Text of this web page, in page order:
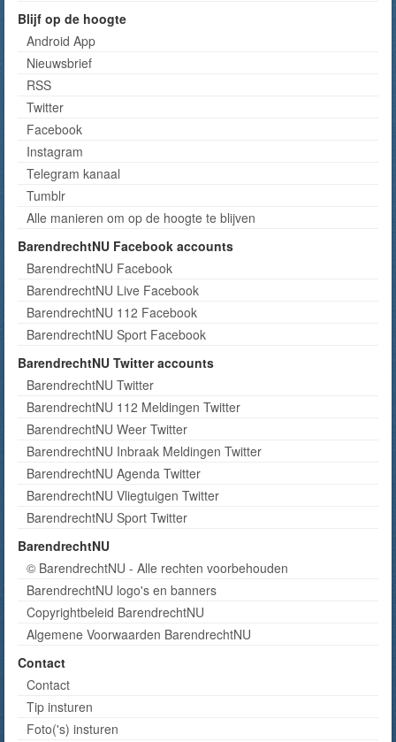
Blijf op de hoogte
Android App
Nieuwsbrief
RSS
Twitter
Facebook
Instagram
Telegram kanaal
Tumblr
Alle manieren om op de hoogte te blijven
BarendrechtNU Facebook accounts
BarendrechtNU Facebook
BarendrechtNU Live Facebook
BarendrechtNU 112 Facebook
BarendrechtNU Sport Facebook
BarendrechtNU Twitter accounts
BarendrechtNU Twitter
BarendrechtNU 112 Meldingen Twitter
BarendrechtNU Weer Twitter
BarendrechtNU Inbraak Meldingen Twitter
BarendrechtNU Agenda Twitter
BarendrechtNU Vliegtuigen Twitter
BarendrechtNU Sport Twitter
BarendrechtNU
© BarendrechtNU - Alle rechten voorbehouden
BarendrechtNU logo's en banners
Copyrightbeleid BarendrechtNU
Algemene Voorwaarden BarendrechtNU
Contact
Contact
Tip insturen
Foto('s) insturen